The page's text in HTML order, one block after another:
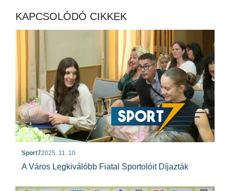
KAPCSOLÓDÓ CIKKEK
Sport72025. 11. 10.
A Város Legkiválóbb Fiatal Sportolóit Díjazták